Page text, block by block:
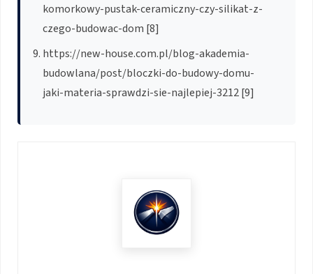
komorkowy-pustak-ceramiczny-czy-silikat-z-
czego-budowac-dom [8]
https://new-house.com.pl/blog-akademia-
budowlana/post/bloczki-do-budowy-domu-
jaki-materia-sprawdzi-sie-najlepiej-3212 [9]